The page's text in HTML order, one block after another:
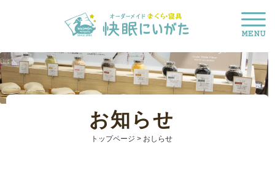
お知らせ
トップページ > おしらせ